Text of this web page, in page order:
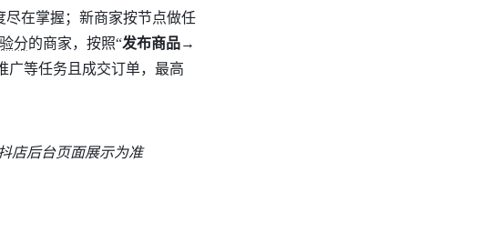
在掌握；新商家按节点做任
分的商家，按照“发布商品→
广等任务且成交订单，最高
店后台页面展示为准